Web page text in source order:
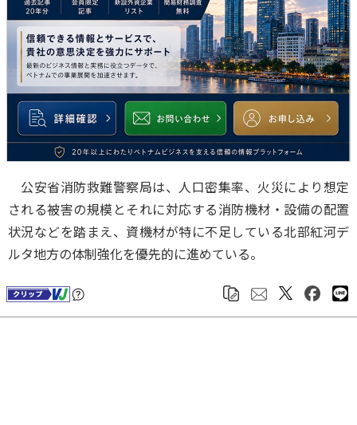
公安省消防救難警察局は、人口密集率、火災により想定
される被害の規模とそれに対応する消防機材・設備の配置
状況などを踏まえ、資機材が特に不足している北部紅河デ
ルタ地方の体制強化を優先的に進めている。